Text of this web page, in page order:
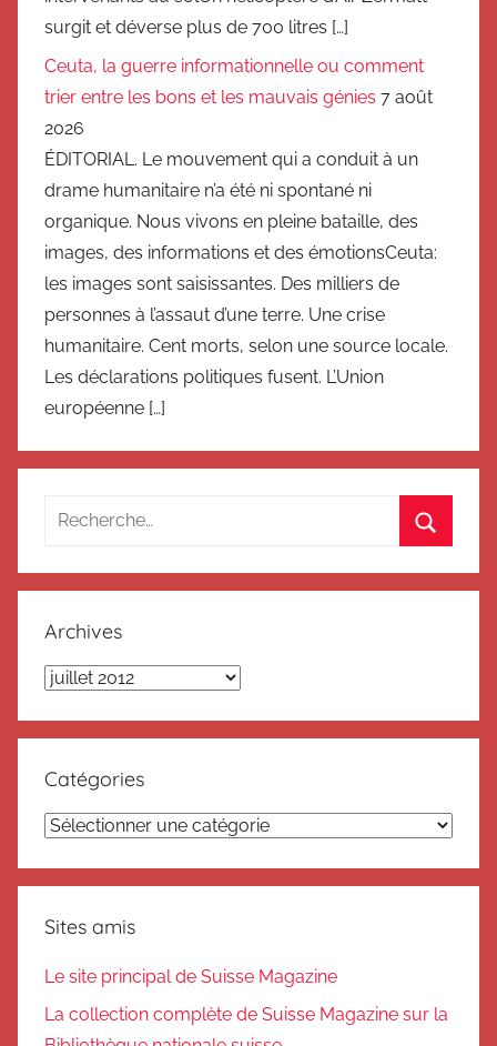
surgit et déverse plus de 700 litres […]
Ceuta, la guerre informationnelle ou comment
trier entre les bons et les mauvais génies 7 août
2026
ÉDITORIAL. Le mouvement qui a conduit à un
drame humanitaire n’a été ni spontané ni
organique. Nous vivons en pleine bataille, des
images, des informations et des émotionsCeuta:
les images sont saisissantes. Des milliers de
personnes à l’assaut d’une terre. Une crise
humanitaire. Cent morts, selon une source locale.
Les déclarations politiques fusent. L’Union
européenne […]
Recherche
:
Archives
Archives
Catégories
Catégories
Sites amis
Le site principal de Suisse Magazine
La collection complète de Suisse Magazine sur la